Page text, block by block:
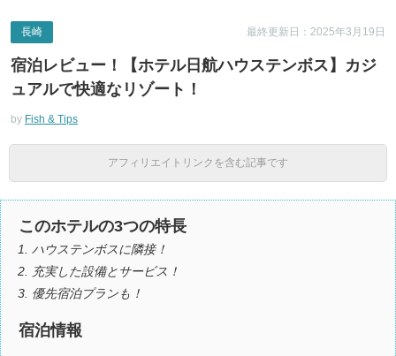
最終更新日：2025年3月19日
長崎
宿泊レビュー！【ホテル日航ハウステンボス】カジ
ュアルで快適なリゾート！
by Fish & Tips
アフィリエイトリンクを含む記事です
このホテルの3つの特長
ハウステンボスに隣接！
充実した設備とサービス！
優先宿泊プランも！
宿泊情報